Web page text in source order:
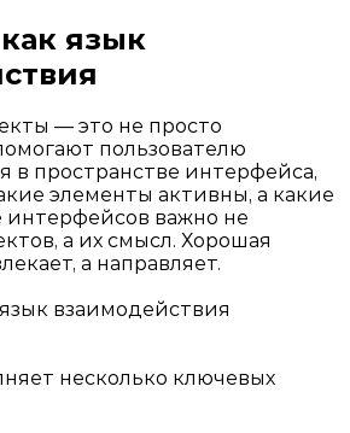
язык
— это не просто
пользователю
в пространстве интерфейса,
элементы активны, а какие
интерфейсов важно не
а их смысл. Хорошая
а направляет.
несколько ключевых